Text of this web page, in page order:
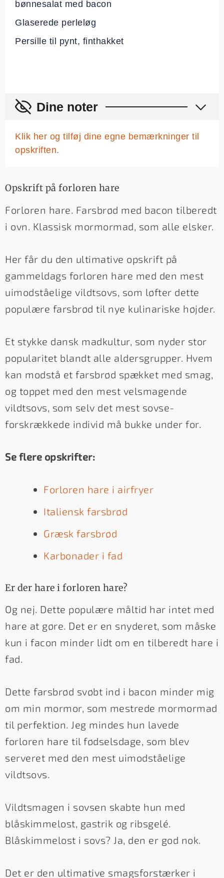
bønnesalat med bacon
Glaserede perleløg
Persille til pynt, finthakket
Dine noter
Klik her og tilføj dine egne bemærkninger til
opskriften.
Opskrift på forloren hare
Forloren hare. Farsbrød med bacon tilberedt
i ovn. Klassisk mormormad, som alle elsker.
Her får du den ultimative opskrift på
gammeldags forloren hare med den mest
uimodståelige vildtsovs, som løfter dette
populære farsbrød til nye kulinariske højder.
Et stykke dansk madkultur, som nyder stor
popularitet blandt alle aldersgrupper. Hvem
kan modstå et farsbrød spækket med smag,
og toppet med den mest velsmagende
vildtsovs, som selv det mest sovse-
forskrækkede individ må bukke under for.
Se flere opskrifter:
Forloren hare i airfryer
Italiensk farsbrød
Græsk farsbrød
Karbonader i fad
Er der hare i forloren hare?
Og nej. Dette populære måltid har intet med
hare at gøre. Det er en snyderet, som måske
kun i facon minder lidt om en tilberedt hare i
fad.
Dette farsbrød svøbt ind i bacon minder mig
om min mormor, som mestrede mormormad
til perfektion. Jeg mindes hun lavede
forloren hare til fødselsdage, som blev
serveret med den mest uimodståelige
vildtsovs.
Vildtsmagen i sovsen skabte hun med
blåskimmelost, gastrik og ribsgelé.
Blåskimmelost i sovs? Ja, den er god nok.
Det er den ultimative smagsforstærker i